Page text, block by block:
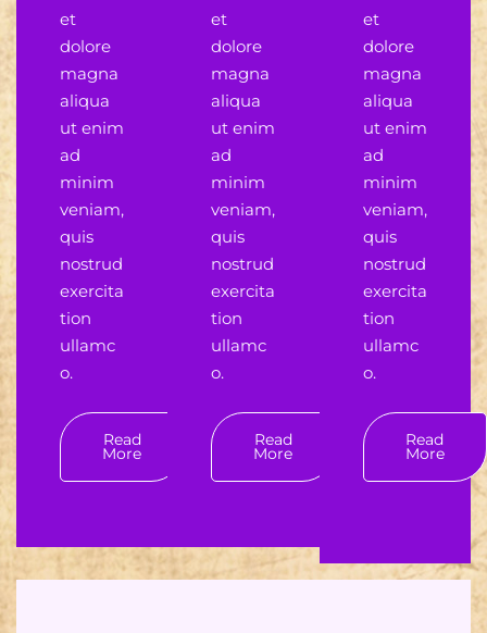
et
dolore
magna
aliqua
ut enim
ad
minim
veniam,
quis
nostrud
exercita
tion
ullamc
o.
Read
More
et
dolore
magna
aliqua
ut enim
ad
minim
veniam,
quis
nostrud
exercita
tion
ullamc
o.
Read
More
et
dolore
magna
aliqua
ut enim
ad
minim
veniam,
quis
nostrud
exercita
tion
ullamc
o.
Read
More